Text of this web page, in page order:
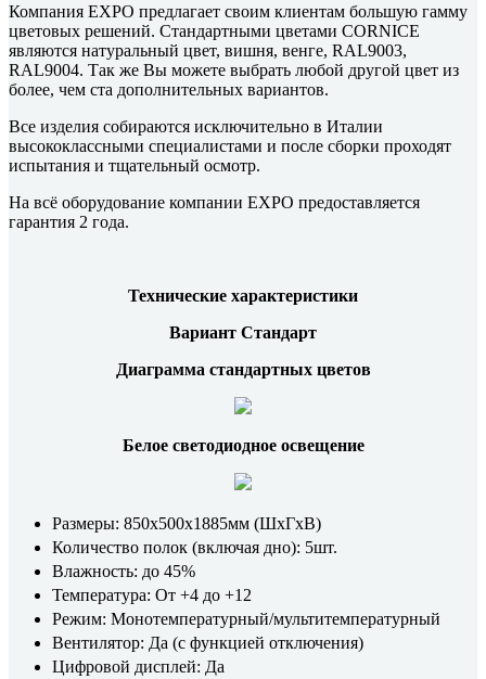
Компания EXPO предлагает своим клиентам большую гамму
цветовых решений. Стандартными цветами CORNICE
являются натуральный цвет, вишня, венге, RAL9003,
RAL9004. Так же Вы можете выбрать любой другой цвет из
более, чем ста дополнительных вариантов.
Все изделия собираются исключительно в Италии
высококлассными специалистами и после сборки проходят
испытания и тщательный осмотр.
На всё оборудование компании EXPO предоставляется
гарантия 2 года.
Технические характеристики
Вариант Стандарт
Диаграмма стандартных цветов
Белое светодиодное освещение
Размеры: 850x500x1885мм (ШхГхВ)
Количество полок (включая дно): 5шт.
Влажность: до 45%
Температура: От +4 до +12
Режим: Монотемпературный/мультитемпературный
Вентилятор: Да (с функцией отключения)
Цифровой дисплей: Да